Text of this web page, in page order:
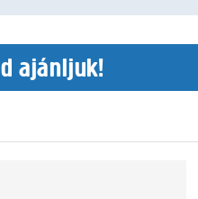
ajánljuk!